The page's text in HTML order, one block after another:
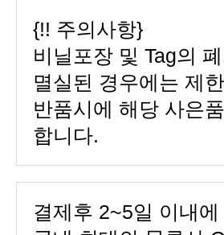
{!! 주의사항}
멸실된 경우에는 제
합니다.
결제후 2~5일 이내